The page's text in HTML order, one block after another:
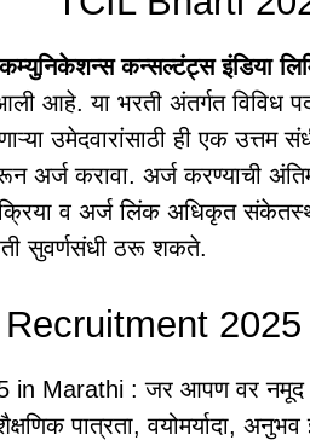
कन्सल्टंट्स इंडिया
आहे. या भरती अंतर्गत विविध
उमेदवारांसाठी ही एक
अर्ज करावा. अर्ज करण्याची
व अर्ज लिंक अधिकृत
सुवर्णसंधी ठरू शकते.
Marathi : जर आपण वर नमूद
पात्रता, वयोमर्यादा, अनुभव